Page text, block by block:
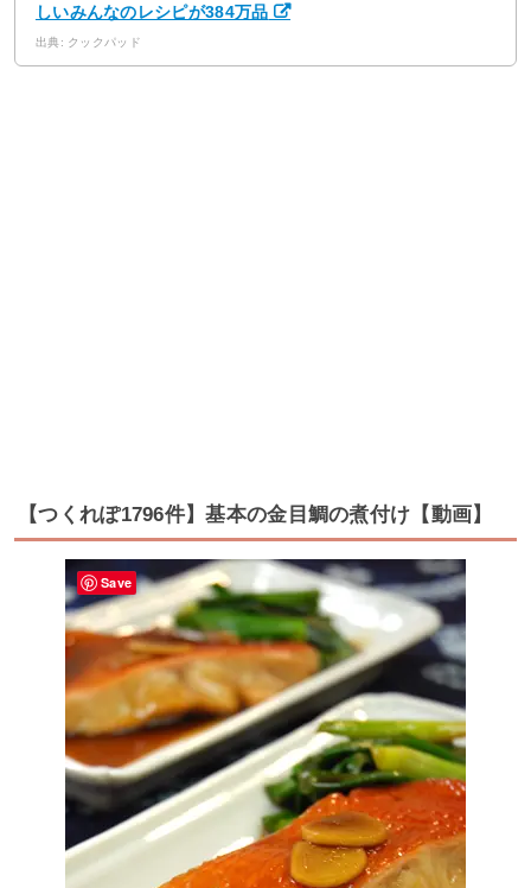
しいみんなのレシピが384万品
出典: クックパッド
【つくれぽ1796件】基本の金目鯛の煮付け【動画】
Save